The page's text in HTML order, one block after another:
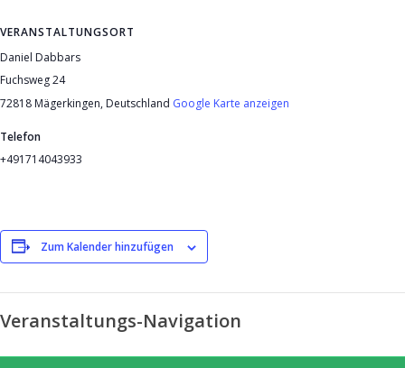
VERANSTALTUNGSORT
Daniel Dabbars
Fuchsweg 24
72818 Mägerkingen, Deutschland Google Karte anzeigen
Telefon
+491714043933
Zum Kalender hinzufügen
Veranstaltungs-Navigation